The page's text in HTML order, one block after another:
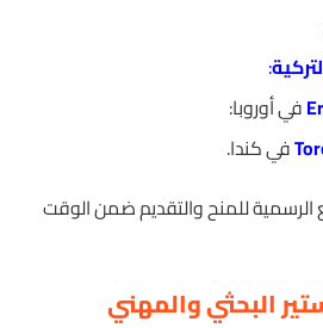
:
في أوروبا:
في كندا.
الرسمية للمنح والتقديم ضمن الوقت
البحثي والمهني